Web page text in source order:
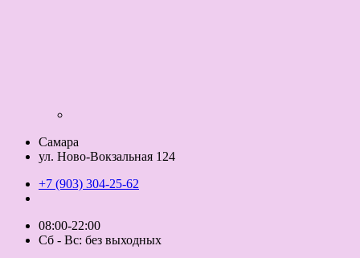
Самара
ул. Ново-Вокзальная 124
+7 (903) 304-25-62
08:00-22:00
Сб - Вс: без выходных